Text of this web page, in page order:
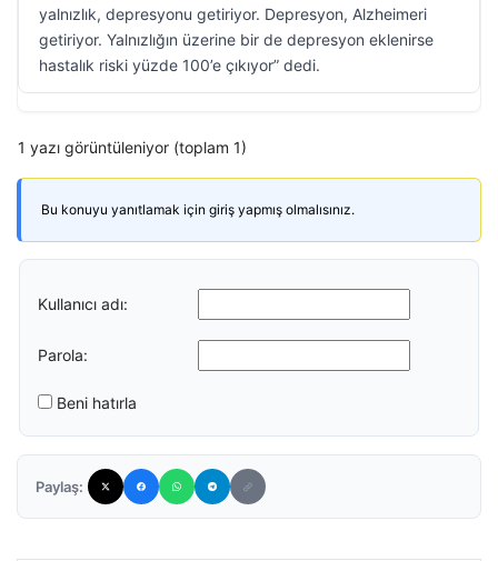
yalnızlık, depresyonu getiriyor. Depresyon, Alzheimeri
getiriyor. Yalnızlığın üzerine bir de depresyon eklenirse
hastalık riski yüzde 100’e çıkıyor” dedi.
1 yazı görüntüleniyor (toplam 1)
Bu konuyu yanıtlamak için giriş yapmış olmalısınız.
Kullanıcı adı:
Parola:
Beni hatırla
Paylaş: